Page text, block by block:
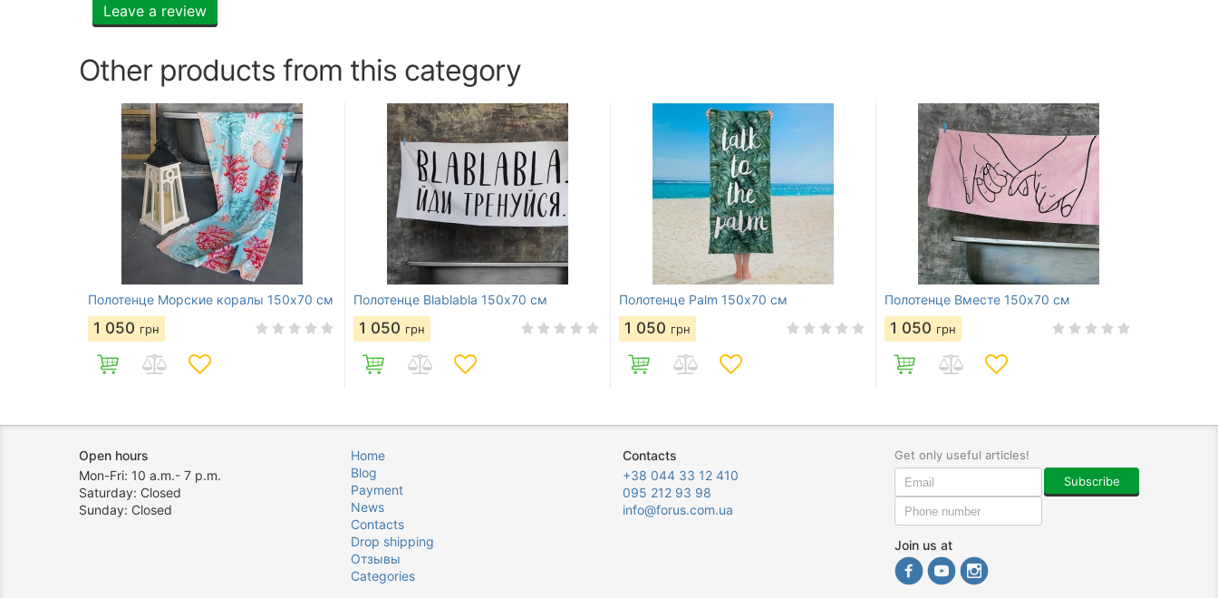
Leave a review
Other products from this category
Полотенце Морские коралы 150х70 см
1 050 грн
Полотенце Blablabla 150х70 см
1 050 грн
Полотенце Palm 150х70 см
1 050 грн
Полотенце Вместе 150х70 см
1 050 грн
Open hours
Mon-Fri: 10 a.m.- 7 p.m.
Saturday: Closed
Sunday: Closed
Home
Blog
Payment
News
Contacts
Drop shipping
Отзывы
Categories
Contacts
+38 044 33 12 410
095 212 93 98
info@forus.com.ua
Get only useful articles!
Subscribe
Join us at